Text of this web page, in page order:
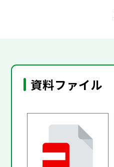
資料ファイル